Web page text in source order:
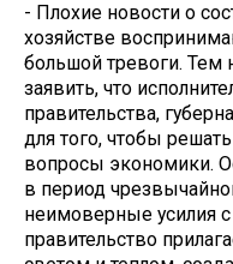
- Плохие новости о
хозяйстве
большой тревоги. Тем
заявить, что
правительства,
для того, чтобы
вопросы экономики.
в период
неимоверные усилия
правительство